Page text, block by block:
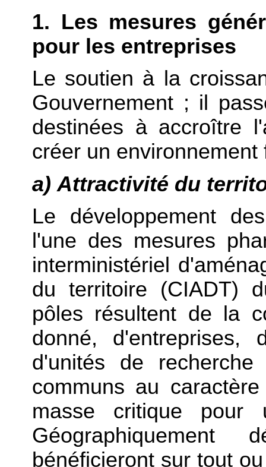
1. Les mesures
pour les entreprises
Le soutien à la
Gouvernement ; il
destinées à accroître
créer un
a) Attractivité du
Le développement
l'une des mesures
interministériel
du territoire (CIADT)
pôles résultent de la
donné,
d'unités de
communs au
masse critique pour
bénéficieront sur tout